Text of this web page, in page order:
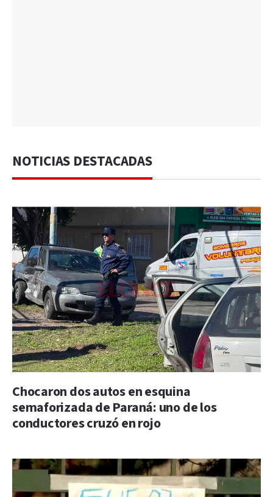
NOTICIAS DESTACADAS
Chocaron dos autos en esquina
semaforizada de Paraná: uno de los
conductores cruzó en rojo